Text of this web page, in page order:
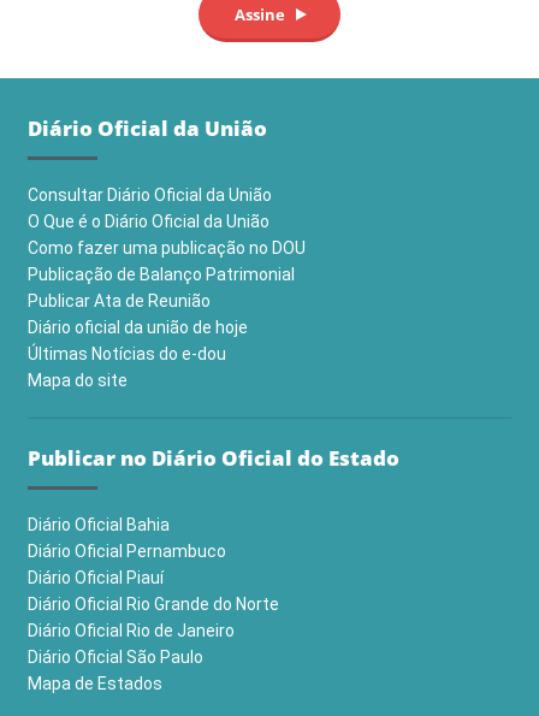
Diário Oficial da União
Consultar Diário Oficial da União
O Que é o Diário Oficial da União
Como fazer uma publicação no DOU
Publicação de Balanço Patrimonial
Publicar Ata de Reunião
Diário oficial da união de hoje
Últimas Notícias do e-dou
Mapa do site
Publicar no Diário Oficial do Estado
Diário Oficial Bahia
Diário Oficial Pernambuco
Diário Oficial Piauí
Diário Oficial Rio Grande do Norte
Diário Oficial Rio de Janeiro
Diário Oficial São Paulo
Mapa de Estados